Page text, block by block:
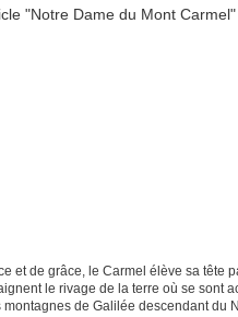
et de grâce, le Carmel élève sa tête
le rivage de la terre où se sont
de Galilée descendant du